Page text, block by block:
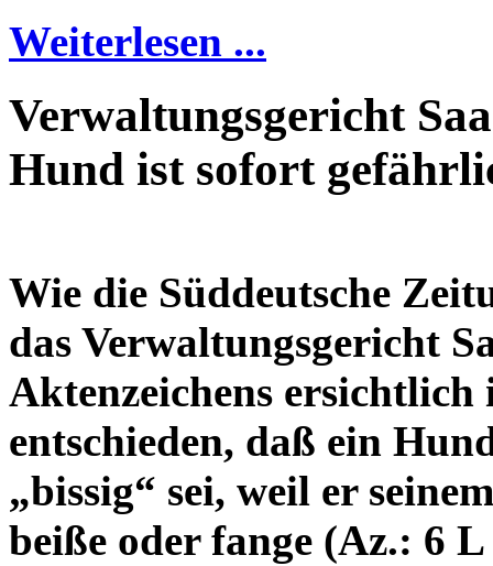
Weiterlesen ...
Verwaltungsgericht
Hund ist sofort
Wie die Süddeutsche
das Verwaltungsgericht
Aktenzeichens
entschieden, daß ein
„bissig“ sei, weil er
beiße oder fange (Az.: 6 L